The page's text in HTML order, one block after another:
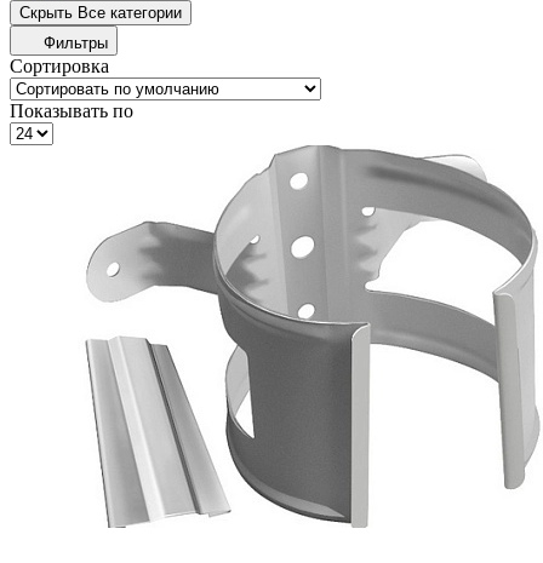
Скрыть Все категории
Фильтры
Сортировка
Показывать по